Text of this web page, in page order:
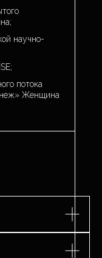
научно-
потока
Женщина